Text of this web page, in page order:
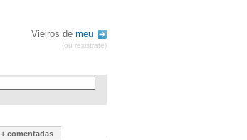
Vieiros de meu
(ou rexistrate)
+ comentadas